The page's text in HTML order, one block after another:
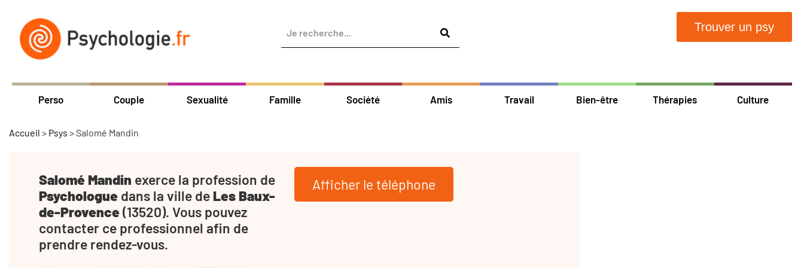
Trouver un psy
Perso Couple Sexualité Famille Société Amis Travail Bien-être Thérapies Culture
Accueil > Psys >Salomé Mandin
Salomé Mandin exerce la profession de
Psychologue dans la ville de Les Baux-
de-Provence(13520). Vous pouvez
contacter ce professionnel afin de
prendre rendez-vous.
Afficher le téléphone